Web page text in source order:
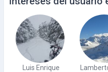
Luis Enrique